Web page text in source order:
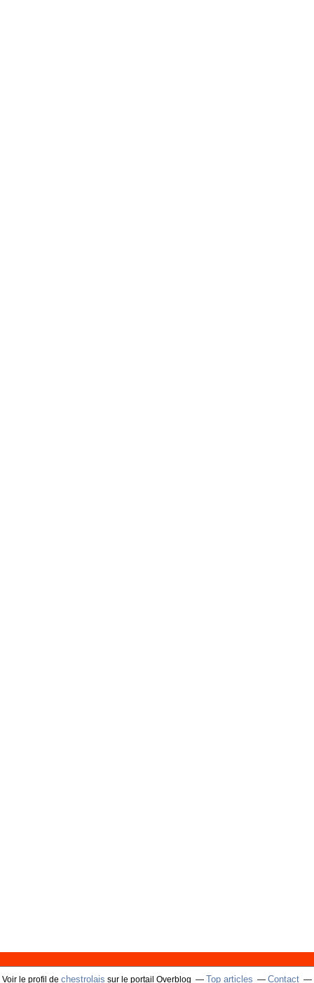
Voir le profil de chestrolais sur le portail Overblog Top articles Contact